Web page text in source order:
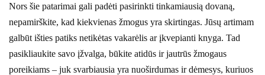
Nors šie patarimai gali padėti pasirinkti tinkamiausią dovaną,
nepamirškite, kad kiekvienas žmogus yra skirtingas. Jūsų artimam
galbūt išties patiks netikėtas vakarėlis ar įkvepianti knyga. Tad
pasikliaukite savo įžvalga, būkite atidūs ir jautrūs žmogaus
poreikiams – juk svarbiausia yra nuoširdumas ir dėmesys, kuriuos